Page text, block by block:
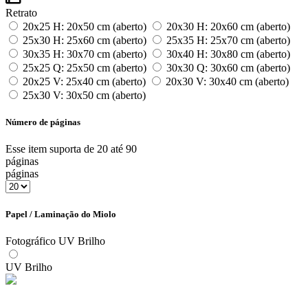
Retrato
20x25 H: 20x50 cm (aberto)
20x30 H: 20x60 cm (aberto)
25x30 H: 25x60 cm (aberto)
25x35 H: 25x70 cm (aberto)
30x35 H: 30x70 cm (aberto)
30x40 H: 30x80 cm (aberto)
25x25 Q: 25x50 cm (aberto)
30x30 Q: 30x60 cm (aberto)
20x25 V: 25x40 cm (aberto)
20x30 V: 30x40 cm (aberto)
25x30 V: 30x50 cm (aberto)
Número de páginas
Esse item suporta de 20 até 90
páginas
páginas
Papel / Laminação do Miolo
Fotográfico UV Brilho
UV Brilho